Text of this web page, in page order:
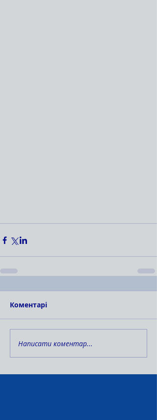
Коментарі
Написати коментар...